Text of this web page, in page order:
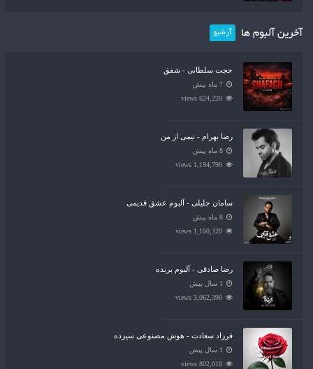
آخرین آلبوم ها آرشیو
حجت سلطانی - شفق
7 ماه پیش
624,220 views
رضا بهرام - نیمی از من
8 ماه پیش
1,194,790 views
سامان جلیلی - آلبوم عشق قدیمی
8 ماه پیش
1,160,320 views
رضا صادقی - آلبوم برنده
1 سال پیش
3,062,390 views
فرزاد سعادت - هوش مصنوعی سیزده
1 سال پیش
802,018 views